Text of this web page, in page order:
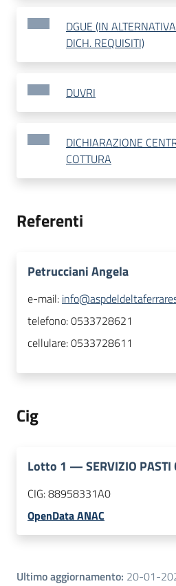
DGUE (IN
DICH. REQUISITI)
DUVRI
DICHIARAZIONE
COTTURA
Referenti
Petrucciani Angela
e-mail:
telefono:0533728621
cellulare:0533728611
Cig
Lotto 1 —SERVIZIO
CIG:88958331A0
OpenData ANAC
Ultimo aggiornamento: 20-01-